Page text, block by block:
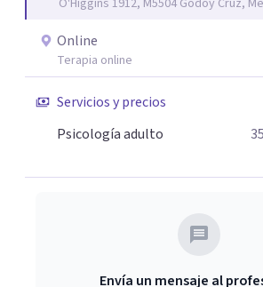
nosotros mismos). Como persona y
que las emociones no se "corrigen": se
abrazan y se ordenan. Por eso mi
combina técnica, claridad y empatia. Si
proceso de cambio.
O'Higgins 1912, M5504 Godoy Cruz,
Online
Terapia online
Servicios y precios
Psicología adulto
Envía un mensaje al